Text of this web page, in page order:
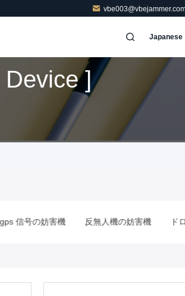
Japanese
]
人機の妨害機 ドローン検出器 携帯電話